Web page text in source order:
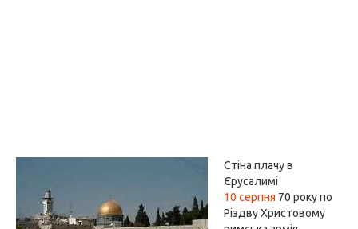
Стіна плачу в
Єрусалимі
10 серпня 70 року по
Різдву Христовому